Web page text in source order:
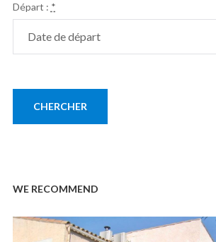
Départ : *
WE RECOMMEND